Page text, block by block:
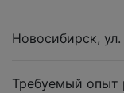
Новосибирск,
Требуемый опыт